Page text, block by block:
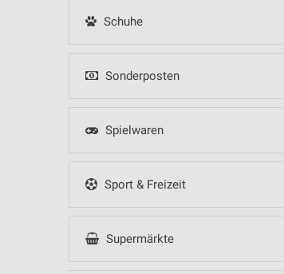
Schuhe
Sonderposten
Spielwaren
Sport & Freizeit
Supermärkte